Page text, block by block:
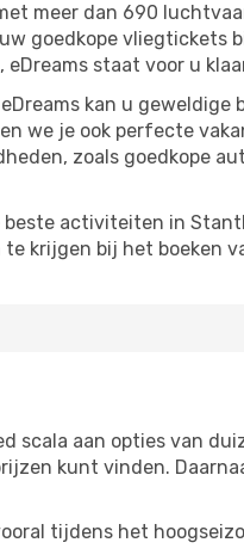
meer dan 690
goedkope vliegtickets
staat voor u
kan u geweldige
we je ook perfecte
zoals goedkope
beste activiteiten in
krijgen bij het boeken
scala aan opties van
kunt vinden.
tijdens het